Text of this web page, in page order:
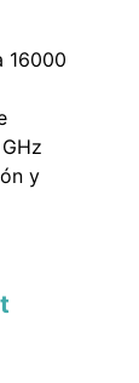
16000
y